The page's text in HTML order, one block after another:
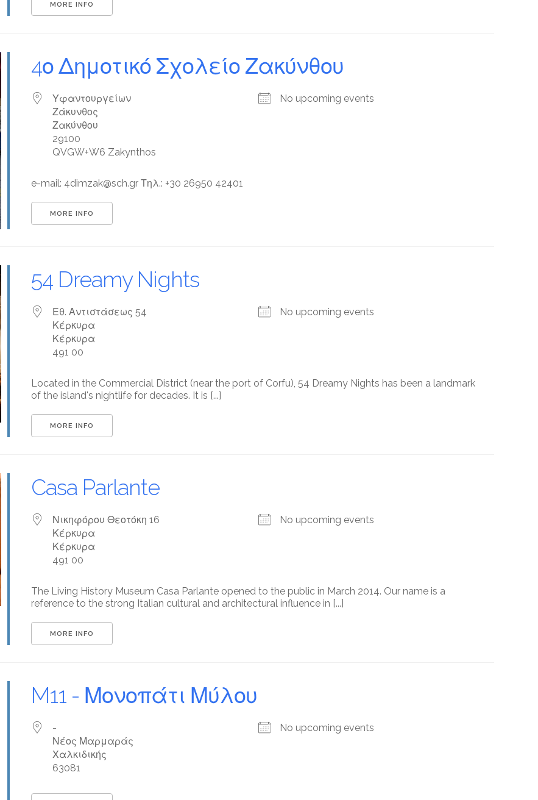
MORE INFO
4ο Δημοτικό Σχολείο Ζακύνθου
Υφαντουργείων
Ζάκυνθος
Ζακύνθου
29100
QVGW+W6 Zakynthos
No upcoming events
e-mail: 4dimzak@sch.gr Τηλ.: +30 26950 42401
MORE INFO
54 Dreamy Nights
Εθ. Αντιστάσεως 54
Κέρκυρα
Κέρκυρα
491 00
No upcoming events
Located in the Commercial District (near the port of Corfu), 54 Dreamy Nights has been a landmark
of the island's nightlife for decades. It is [...]
MORE INFO
Casa Parlante
Νικηφόρου Θεοτόκη 16
Κέρκυρα
Κέρκυρα
491 00
No upcoming events
The Living History Museum Casa Parlante opened to the public in March 2014. Our name is a
reference to the strong Italian cultural and architectural influence in [...]
MORE INFO
M11 - Μονοπάτι Μύλου
-
Νέος Μαρμαράς
Χαλκιδικής
63081
No upcoming events